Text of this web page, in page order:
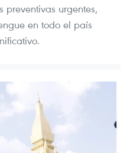
preventivas urgentes,
en todo el país